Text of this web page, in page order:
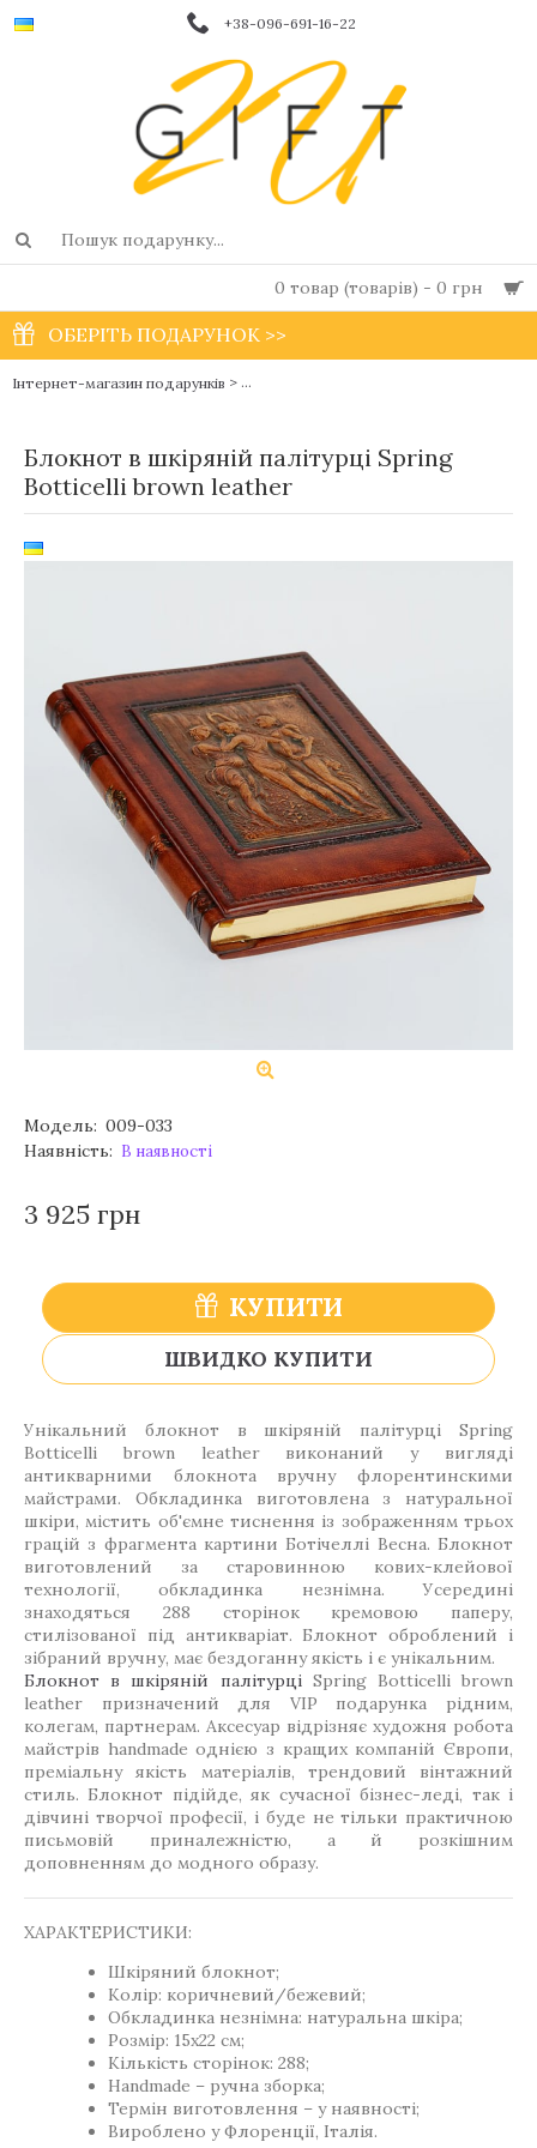
+38-096-691-16-22
0 товар (товарів) - 0 грн
ОБЕРІТЬ ПОДАРУНОК >>
Інтернет-магазин подарунків > Дизайнерські жіночі шкіряні блокноти
Блокнот в шкіряній палітурці Spring
Botticelli brown leather
Модель: 009-033
Наявність: В наявності
3 925 грн
КУПИТИ
ШВИДКО КУПИТИ
Унікальний блокнот в шкіряній палітурці Spring
Botticelli brown leather виконаний у вигляді
антикварними блокнота вручну флорентинскими
майстрами. Обкладинка виготовлена з натуральної
шкіри, містить об'ємне тиснення із зображенням трьох
грацій з фрагмента картини Ботічеллі Весна. Блокнот
виготовлений за старовинною кових-клейової
технології, обкладинка незнімна. Усередині
знаходяться 288 сторінок кремовою паперу,
стилізованої під антикваріат. Блокнот оброблений і
зібраний вручну, має бездоганну якість і є унікальним.
Блокнот в шкіряній палітурціSpring Botticelli brown
leather призначений для VIP подарунка рідним,
колегам, партнерам. Аксесуар відрізняє художня робота
майстрів handmade однією з кращих компаній Європи,
преміальну якість матеріалів, трендовий вінтажний
стиль. Блокнот підійде, як сучасної бізнес-леді, так і
дівчині творчої професії, і буде не тільки практичною
письмовій приналежністю, а й розкішним
доповненням до модного образу.
ХАРАКТЕРИСТИКИ:
Шкіряний блокнот;
Колір: коричневий/бежевий;
Обкладинка незнімна: натуральна шкіра;
Розмір: 15х22 см;
Кількість сторінок: 288;
Handmade – ручна зборка;
Термін виготовлення – у наявності;
Вироблено у Флоренції, Італія.